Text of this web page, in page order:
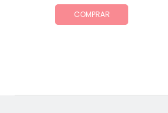
COMPRAR